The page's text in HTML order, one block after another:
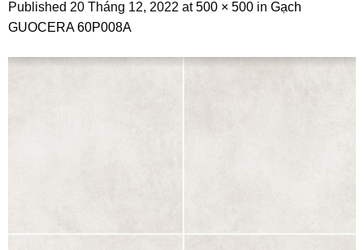
Published 20 Tháng 12, 2022 at500 × 500 in Gạch
GUOCERA 60P008A